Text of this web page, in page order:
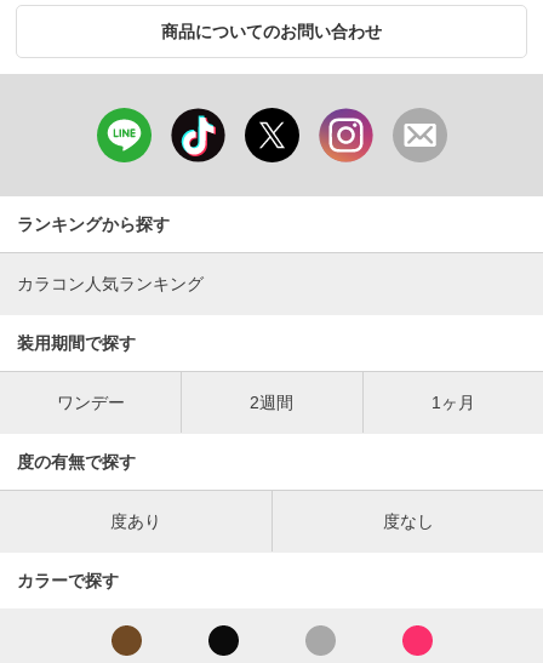
商品についてのお問い合わせ
ランキングから探す
カラコン人気ランキング
装用期間で探す
ワンデー 2週間 1ヶ月
度の有無で探す
度あり 度なし
カラーで探す